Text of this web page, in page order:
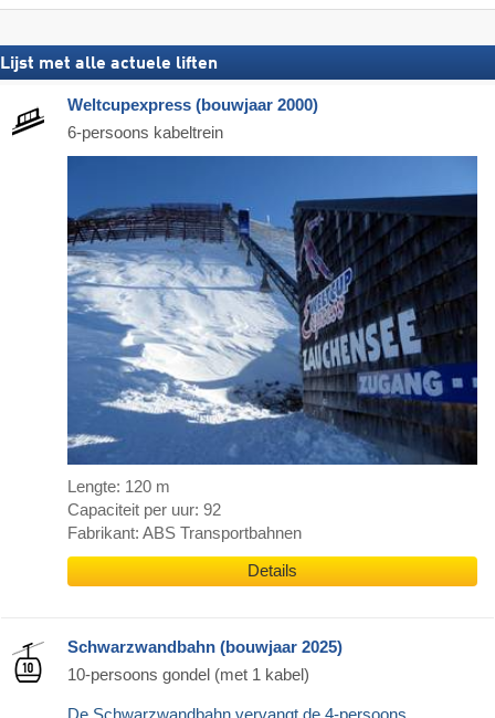
Lijst met alle actuele liften
Weltcupexpress (bouwjaar 2000)
6-persoons kabeltrein
Lengte: 120 m
Capaciteit per uur: 92
Fabrikant: ABS Transportbahnen
Details
Schwarzwandbahn (bouwjaar 2025)
10-persoons gondel (met 1 kabel)